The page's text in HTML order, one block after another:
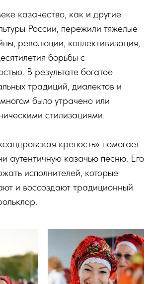
казачество, как и другие
России, пережили тяжелые
революции, коллективизация,
борьбы с
В результате богатое
традиций, диалектов и
было утрачено или
стилизациями.
крепость» помогает
аутентичную казачью песню. Его
исполнителей, которые
и воссоздают традиционный